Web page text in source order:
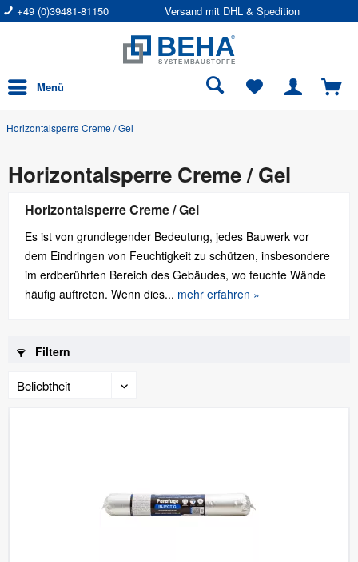
+49 (0)39481-81150 Versand mit DHL & Spedition
Menü
Horizontalsperre Creme / Gel
Horizontalsperre Creme / Gel
Horizontalsperre Creme / Gel
Es ist von grundlegender Bedeutung, jedes Bauwerk vor
dem Eindringen von Feuchtigkeit zu schützen, insbesondere
im erdberührten Bereich des Gebäudes, wo feuchte Wände
häufig auftreten. Wenn dies... mehr erfahren »
Filtern